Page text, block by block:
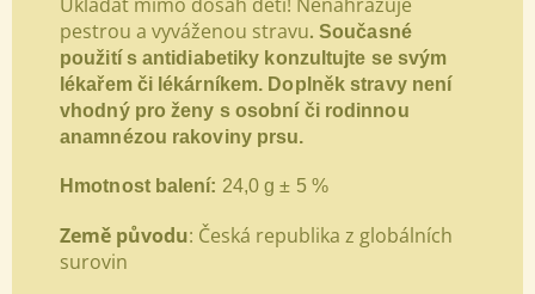
pestrou a vyváženou stravu. Současné
použití s antidiabetiky konzultujte se svým
lékařem či lékárníkem. Doplněk stravy není
vhodný pro ženy s osobní či rodinnou
anamnézou rakoviny prsu.
Hmotnost balení: 24,0 g ± 5 %
Země původu: Česká republika z globálních
surovin